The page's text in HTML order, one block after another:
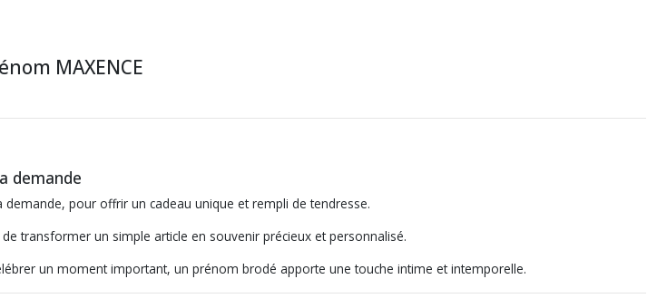
MAXENCE
demande
pour offrir un cadeau unique et rempli de tendresse.
transformer un simple article en souvenir précieux et personnalisé.
un moment important, un prénom brodé apporte une touche intime et intemporelle.